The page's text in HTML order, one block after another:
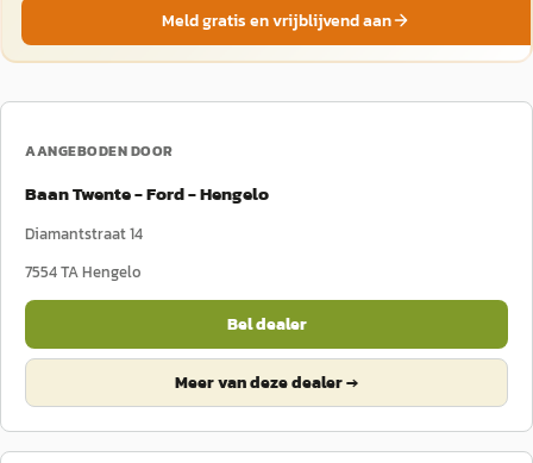
Meld gratis en vrijblijvend aan
AANGEBODEN DOOR
Baan Twente - Ford - Hengelo
Diamantstraat 14
7554 TAHengelo
Bel dealer
Meer van deze dealer →